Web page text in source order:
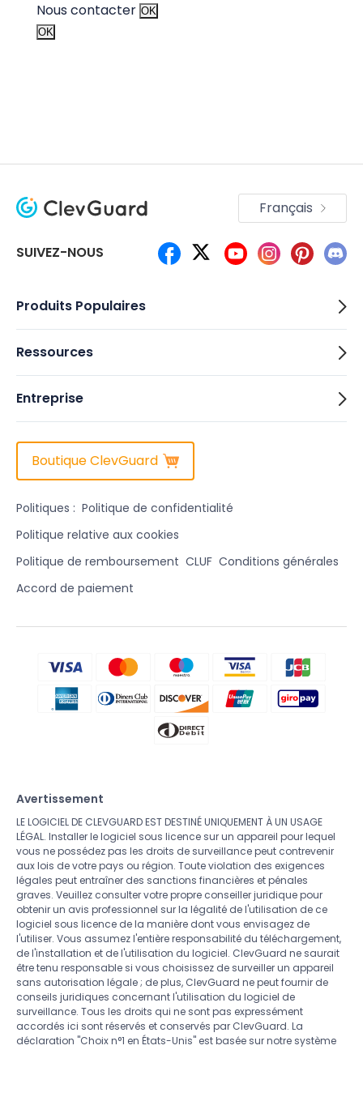
Nous contacter OK
OK
SUIVEZ-NOUS
Français
Produits Populaires
Ressources
Entreprise
Boutique ClevGuard
Politiques : Politique de confidentialité
Politique relative aux cookies
Politique de remboursement CLUF Conditions générales
Accord de paiement
Avertissement
LE LOGICIEL DE CLEVGUARD EST DESTINÉ UNIQUEMENT À UN USAGE
LÉGAL. Installer le logiciel sous licence sur un appareil pour lequel
vous ne possédez pas les droits de surveillance peut contrevenir
aux lois de votre pays ou région. Toute violation des exigences
légales peut entraîner des sanctions financières et pénales
graves. Veuillez consulter votre propre conseiller juridique pour
obtenir un avis professionnel sur la légalité de l'utilisation de ce
logiciel sous licence de la manière dont vous envisagez de
l'utiliser. Vous assumez l'entière responsabilité du téléchargement,
de l'installation et de l'utilisation du logiciel. ClevGuard ne saurait
être tenu responsable si vous choisissez de surveiller un appareil
sans autorisation légale ; de plus, ClevGuard ne peut fournir de
conseils juridiques concernant l'utilisation du logiciel de
surveillance. Tous les droits qui ne sont pas expressément
accordés ici sont réservés et conservés par ClevGuard. La
déclaration "Choix n°1 en États-Unis" est basée sur notre système